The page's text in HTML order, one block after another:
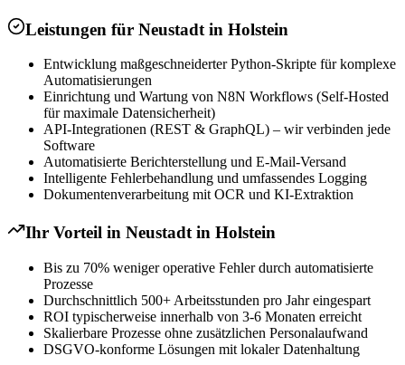
Leistungen für Neustadt in Holstein
Entwicklung maßgeschneiderter Python-Skripte für komplexe
Automatisierungen
Einrichtung und Wartung von N8N Workflows (Self-Hosted
für maximale Datensicherheit)
API-Integrationen (REST & GraphQL) – wir verbinden jede
Software
Automatisierte Berichterstellung und E-Mail-Versand
Intelligente Fehlerbehandlung und umfassendes Logging
Dokumentenverarbeitung mit OCR und KI-Extraktion
Ihr Vorteil in Neustadt in Holstein
Bis zu 70% weniger operative Fehler durch automatisierte
Prozesse
Durchschnittlich 500+ Arbeitsstunden pro Jahr eingespart
ROI typischerweise innerhalb von 3-6 Monaten erreicht
Skalierbare Prozesse ohne zusätzlichen Personalaufwand
DSGVO-konforme Lösungen mit lokaler Datenhaltung